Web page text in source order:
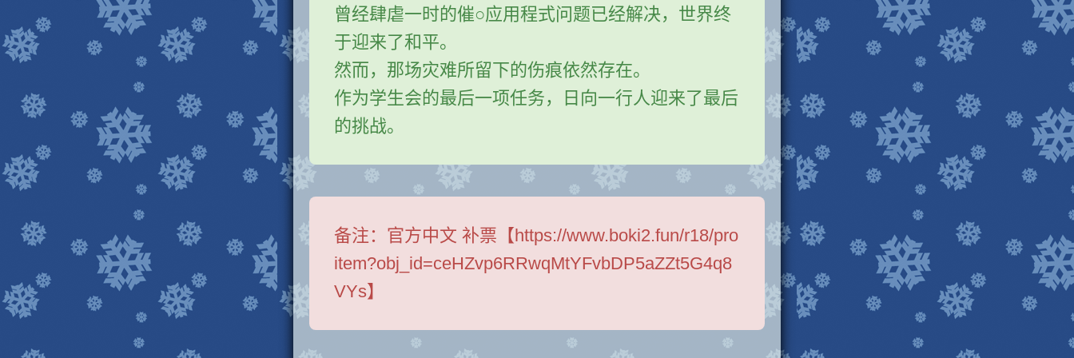
曾经肆虐一时的催○应用程式问题已经解决，世界终
于迎来了和平。
然而，那场灾难所留下的伤痕依然存在。
作为学生会的最后一项任务，日向一行人迎来了最后
的挑战。
备注： 官方中文 补票【https://www.boki2.fun/r18/pro
item?obj_id=ceHZvp6RRwqMtYFvbDP5aZZt5G4q8
VYs】